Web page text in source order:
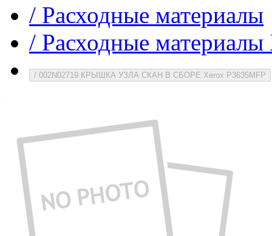
/ Расходные материалы
/ Расходные
/ 002N02719 КРЫШКА УЗЛА СКАН В СБОРЕ Xerox P3635MFP